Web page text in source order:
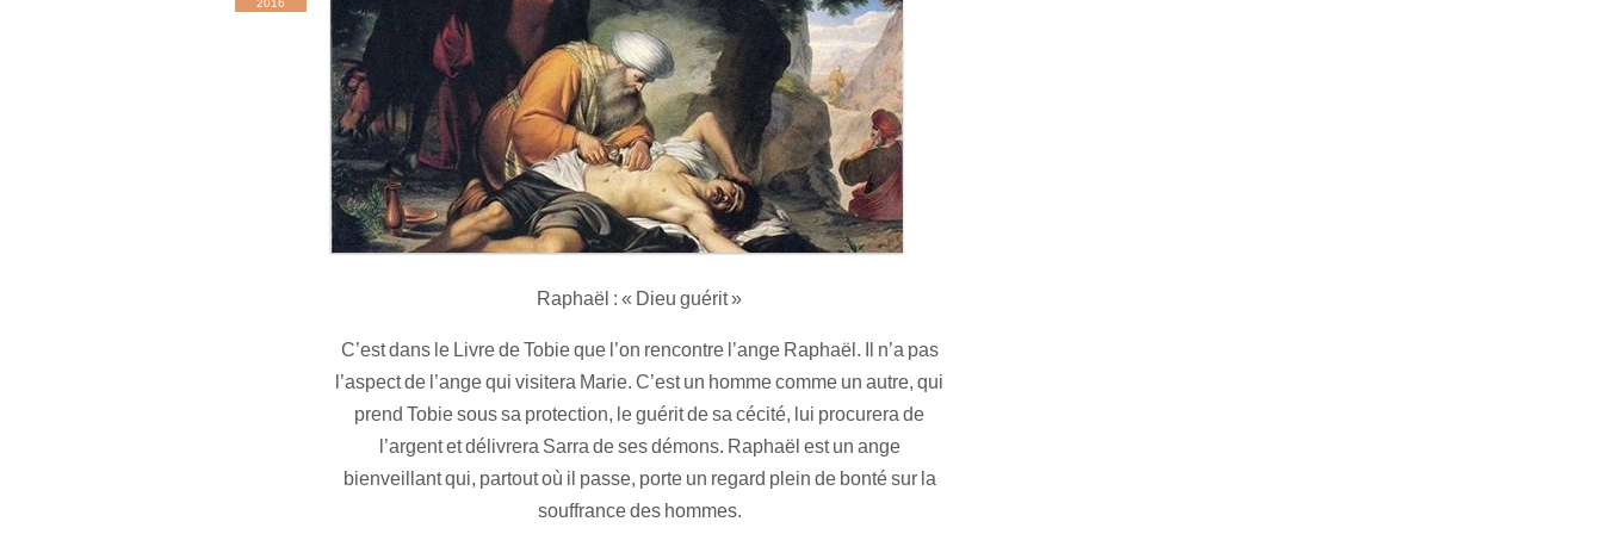
Raphaël : « Dieu guérit »
C’est dans le Livre de Tobie que l’on rencontre l’ange Raphaël. Il n’a pas
l’aspect de l’ange qui visitera Marie. C’est un homme comme un autre, qui
prend Tobie sous sa protection, le guérit de sa cécité, lui procurera de
l’argent et délivrera Sarra de ses démons. Raphaël est un ange
bienveillant qui, partout où il passe, porte un regard plein de bonté sur la
souffrance des hommes.